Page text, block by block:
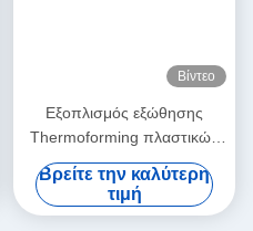
Βίντεο
Εξοπλισμός εξώθησης
Thermoforming πλαστικών
εμπορευματοκιβωτίων PP
Βρείτε την καλύτερη
τιμή